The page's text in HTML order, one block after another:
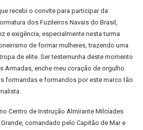
recebi o convite para participar da
dos Fuzileiros Navais do Brasil,
e exigência, especialmente nesta turma
de formar mulheres, trazendo uma
de elite. Ser testemunha deste momento
Armadas, enche meu coração de orgulho.
formandas e formandos por este marco tão
Centro de Instrução Almirante Milcíades
comandado pelo Capitão de Mar e